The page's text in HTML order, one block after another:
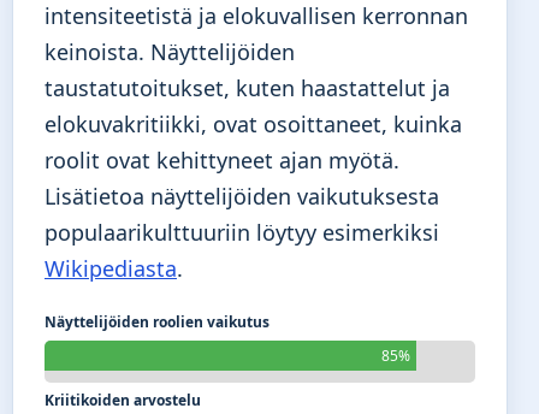
intensiteetistä ja elokuvallisen kerronnan
keinoista. Näyttelijöiden
taustatutoitukset, kuten haastattelut ja
elokuvakritiikki, ovat osoittaneet, kuinka
roolit ovat kehittyneet ajan myötä.
Lisätietoa näyttelijöiden vaikutuksesta
populaarikulttuuriin löytyy esimerkiksi
Wikipediasta.
Näyttelijöiden roolien vaikutus
85%
Kriitikoiden arvostelu